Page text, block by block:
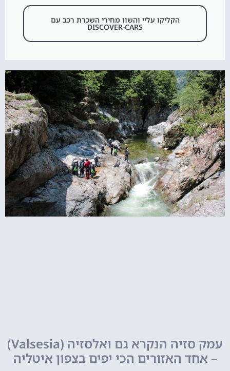
הקליקו עליי והשוו מחירי השכרת רכב עם
DISCOVER-CARS
עמק סזיה הנקרא גם ואלסזיה (Valsesia)
– אחד האזורים הכי יפים בצפון איטליה